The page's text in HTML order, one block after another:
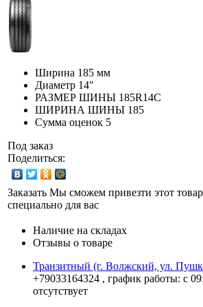
Ширина 185 мм
Диаметр 14″
РАЗМЕР ШИНЫ 185R14C
ШИРИНА ШИНЫ 185
Сумма оценок 5
Под заказ
Поделиться:
Заказать Мы сможем привезти этот товар
специально для вас
Наличие на складах
Отзывы о товаре
Транзитный (г. Волжский, ул.
+79033164324 , график работы: с
отсутствует